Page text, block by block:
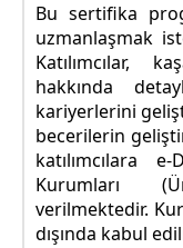
Bu sertifika
uzmanlaşmak
Katılımcılar,
hakkında
kariyerlerini
becerilerin
katılımcılara
Kurumları
verilmektedir.
dışında kabul